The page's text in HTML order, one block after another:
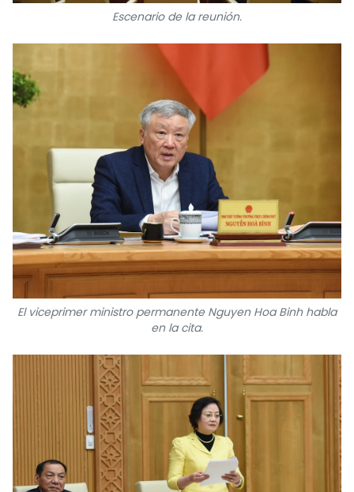
Escenario de la reunión.
El viceprimer ministro permanente Nguyen Hoa Binh habla
en la cita.